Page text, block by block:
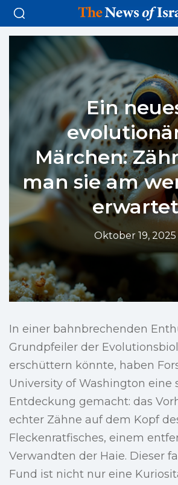
Ein
Märchen:
man sie am
erwartet
Oktober 19, 2025
In einer bahnbrechenden
Grundpfeiler der
erschüttern könnte, haben
University of Washington eine
Entdeckung gemacht: das
echter Zähne auf dem Kopf
Fleckenratfisches, einem
Verwandten der Haie. Dieser
Fund ist nicht nur eine